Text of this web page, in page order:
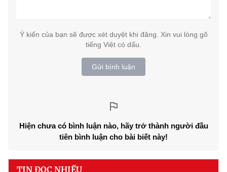
Ý kiến của bạn sẽ được xét duyệt khi đăng. Xin vui lòng gõ
tiếng Việt có dấu.
Gửi bình luận
Hiện chưa có bình luận nào, hãy trở thành người đầu
tiên bình luận cho bài biết này!
TIN ĐỌC NHIỀU